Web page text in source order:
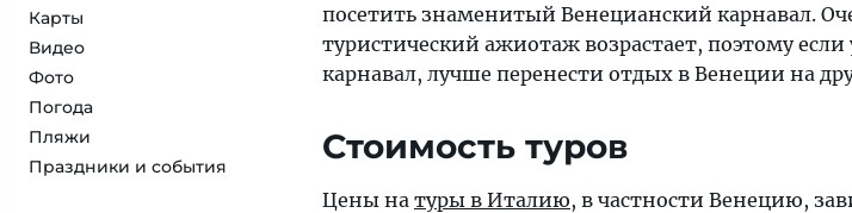
Карты
Видео
Фото
Погода
Пляжи
Праздники и события
посетить знаменитый Венецианский карнавал.
туристический ажиотаж возрастает, поэтому если
карнавал, лучше перенести отдых в Венеции на
Стоимость туров
Цены на туры в Италию, в частности Венецию,